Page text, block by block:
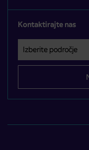
Kontaktirajte nas
Izberite področje
Področje je obvezno